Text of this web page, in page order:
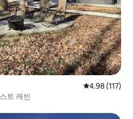
평점 4.98점(5
4.98 (117)
트 캐빈